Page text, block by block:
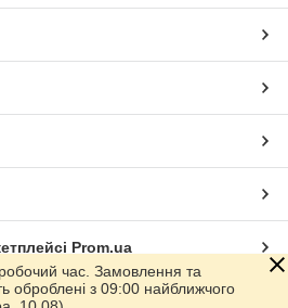
Prom.ua
час. Замовлення та
оброблені з 09:00 найближчого